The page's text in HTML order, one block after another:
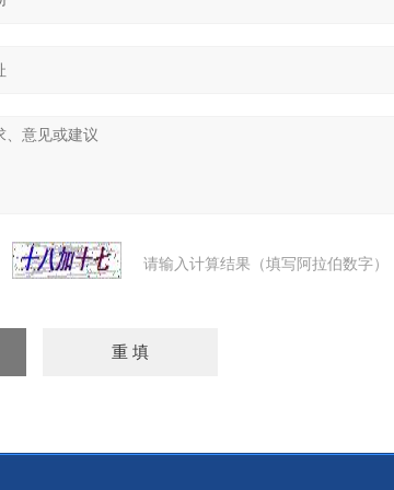
请输入计算结果（填写阿拉伯数字）